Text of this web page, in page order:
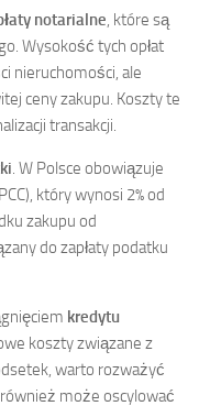
notarialne, które są
Wysokość tych opłat
nieruchomości, ale
ceny zakupu. Koszty te
transakcji.
. W Polsce obowiązuje
który wynosi 2% od
zakupu od
do zapłaty podatku
kredytu
koszty związane z
warto rozważyć
może oscylować